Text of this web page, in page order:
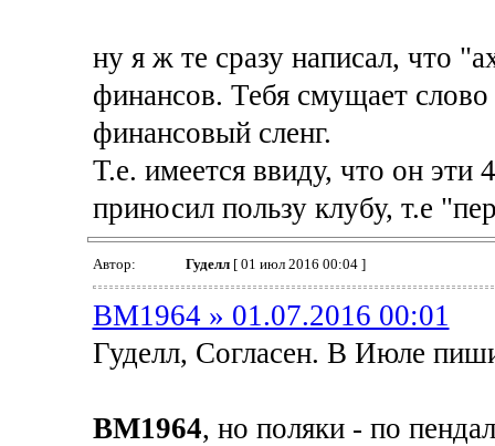
ну я ж те сразу написал, что
финансов. Тебя смущает слово
финансовый сленг.
Т.е. имеется ввиду, что он эти
приносил пользу клубу, т.е
Автор: Гуделл[ 01 июл 2016 00:04 ]
BM1964 » 01.07.2016 00:01
Гуделл, Согласен. В Июле
BM1964, но поляки - по